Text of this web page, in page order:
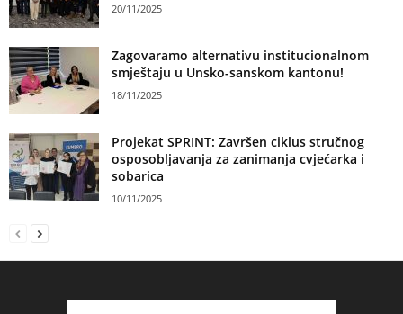
20/11/2025
Zagovaramo alternativu institucionalnom
smještaju u Unsko-sanskom kantonu!
18/11/2025
Projekat SPRINT: Završen ciklus stručnog
osposobljavanja za zanimanja cvjećarka i
sobarica
10/11/2025